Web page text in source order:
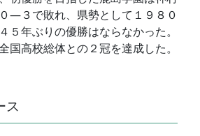
―３で敗れ、県勢として１９８０
５年ぶりの優勝はならなかった。
国高校総体との２冠を達成した。
ス